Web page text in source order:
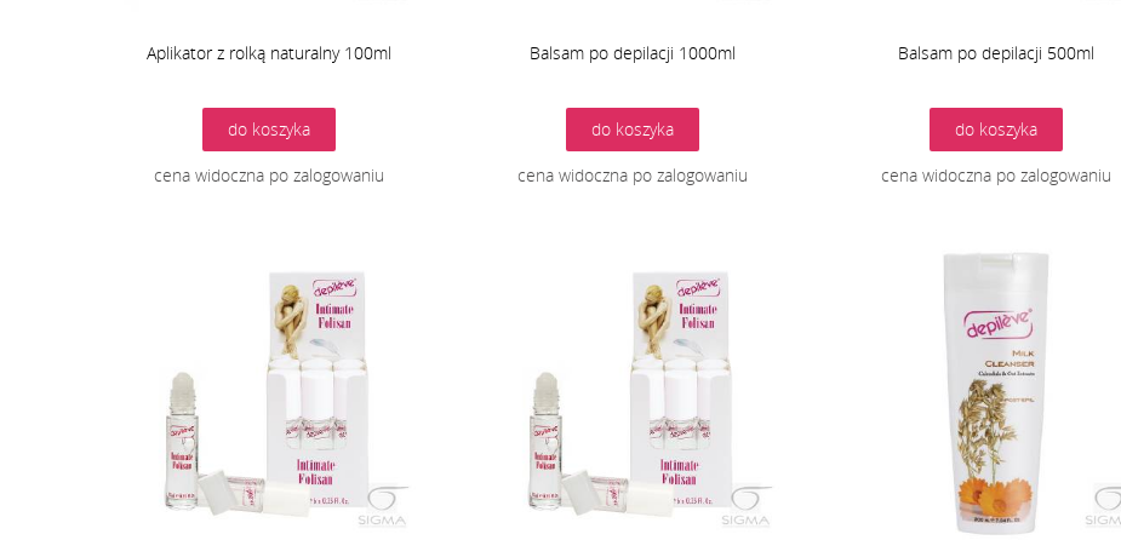
Aplikator z rolką naturalny 100ml
do koszyka
cena widoczna po zalogowaniu
Balsam po depilacji 1000ml
do koszyka
cena widoczna po zalogowaniu
Balsam po depilacji 500ml
do koszyka
cena widoczna po zalogowaniu